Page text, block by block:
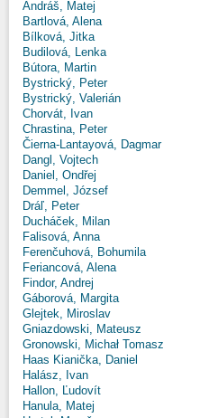
Andráš, Matej
Bartlová, Alena
Bílková, Jitka
Budilová, Lenka
Bútora, Martin
Bystrický, Peter
Bystrický, Valerián
Chorvát, Ivan
Chrastina, Peter
Čierna-Lantayová, Dagmar
Dangl, Vojtech
Daniel, Ondřej
Demmel, József
Dráľ, Peter
Ducháček, Milan
Falisová, Anna
Ferenčuhová, Bohumila
Feriancová, Alena
Findor, Andrej
Gáborová, Margita
Glejtek, Miroslav
Gniazdowski, Mateusz
Gronowski, Michał Tomasz
Haas Kianička, Daniel
Halász, Ivan
Hallon, Ľudovít
Hanula, Matej